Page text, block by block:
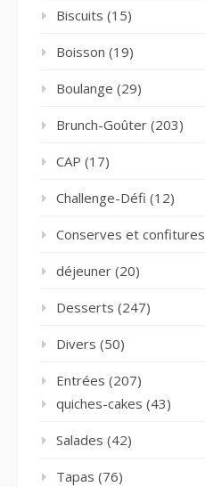
Biscuits (15)
Boisson (19)
Boulange (29)
Brunch-Goûter (203)
CAP (17)
Challenge-Défi (12)
Conserves et confitures
déjeuner (20)
Desserts (247)
Divers (50)
Entrées (207)
quiches-cakes (43)
Salades (42)
Tapas (76)